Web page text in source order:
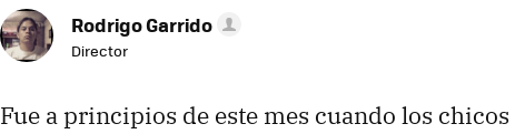
Rodrigo Garrido
Director
Fue a principios de este mes cuando los